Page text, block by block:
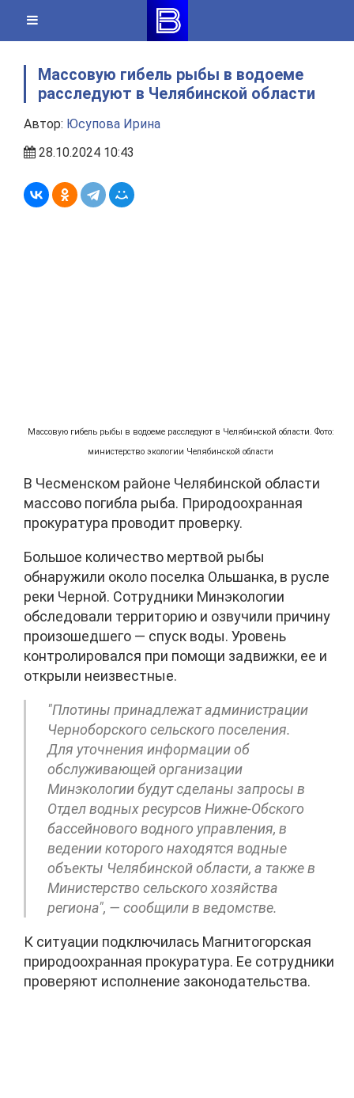
content
Массовую гибель рыбы в водоеме
расследуют в Челябинской области
Автор: Юсупова Ирина
28.10.2024 10:43
Массовую гибель рыбы в водоеме расследуют в Челябинской области. Фото:
министерство экологии Челябинской области
В Чесменском районе Челябинской области
массово погибла рыба. Природоохранная
прокуратура проводит проверку.
Большое количество мертвой рыбы
обнаружили около поселка Ольшанка, в русле
реки Черной. Сотрудники Минэкологии
обследовали территорию и озвучили причину
произошедшего — спуск воды. Уровень
контролировался при помощи задвижки, ее и
открыли неизвестные.
"Плотины принадлежат администрации
Черноборского сельского поселения.
Для уточнения информации об
обслуживающей организации
Минэкологии будут сделаны запросы в
Отдел водных ресурсов Нижне-Обского
бассейнового водного управления, в
ведении которого находятся водные
объекты Челябинской области, а также в
Министерство сельского хозяйства
региона", — сообщили в ведомстве.
К ситуации подключилась Магнитогорская
природоохранная прокуратура. Ее сотрудники
проверяют исполнение законодательства.